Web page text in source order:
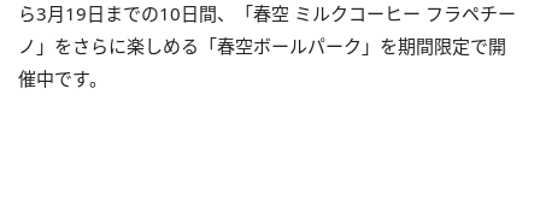
ら3月19日までの10日間、「春空 ミルクコーヒー フラペチー
ノ」をさらに楽しめる「春空ボールパーク」を期間限定で開
催中です。